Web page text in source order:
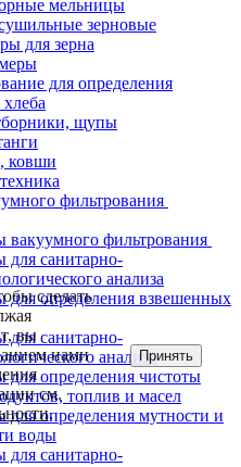
мельницы
зерновые
для зерна
для определения
хлеба
щупы
ковши
фильтрования
вакуумного фильтрования
для санитарно-
анализа
для определения взвешенных
для санитарно-
анализа
определения чистоты
топлив и масел
определения мутности и
воды
для санитарно-
сделать
вы
нами
см.
.
Принять